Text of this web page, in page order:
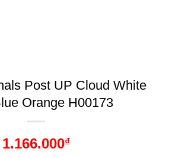
Post UP Cloud White
Orange H00173
1.166.000₫